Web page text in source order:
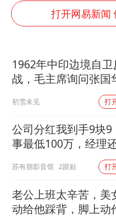
公司“
“中
打开网易新闻
1962年中印边境自卫
战，毛主席询问张国
初雪未见 打
公司分红我到手9块9
事最低100万，经理
我续签，我笑了：不
苏有朋影音馆 2跟贴 打
老公上班太辛苦，美
动给他踩背，脚上动